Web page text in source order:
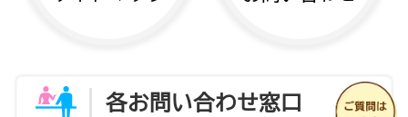
各お問い合わせ窓口